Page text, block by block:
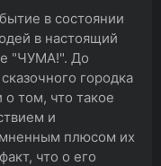
в состоянии
в настоящий
"ЧУМА!". До
городка
том, что такое
и
плюсом их
что о его